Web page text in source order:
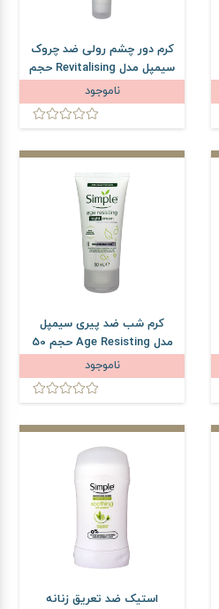
کرم دور چشم رولی ضد چروک
سیمپل مدل Revitalising حجم
ناموجود
کرم شب ضد پیری سیمپل
مدل Age Resisting حجم 50
میلی لیتر
ناموجود
استیک ضد تعریق زنانه